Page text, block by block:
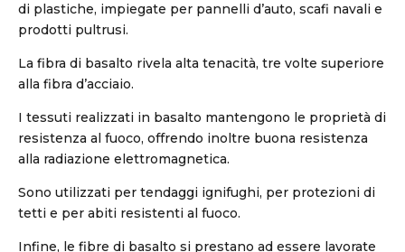
di plastiche, impiegate per pannelli d’auto, scafi navali e
prodotti pultrusi.
La fibra di basalto rivela alta tenacità, tre volte superiore
alla fibra d’acciaio.
I tessuti realizzati in basalto mantengono le proprietà di
resistenza al fuoco, offrendo inoltre buona resistenza
alla radiazione elettromagnetica.
Sono utilizzati per tendaggi ignifughi, per protezioni di
tetti e per abiti resistenti al fuoco.
Infine, le fibre di basalto si prestano ad essere lavorate